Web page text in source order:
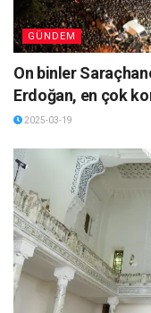
GÜNDEM
On binler
Erdoğan, en çok
2025-03-19